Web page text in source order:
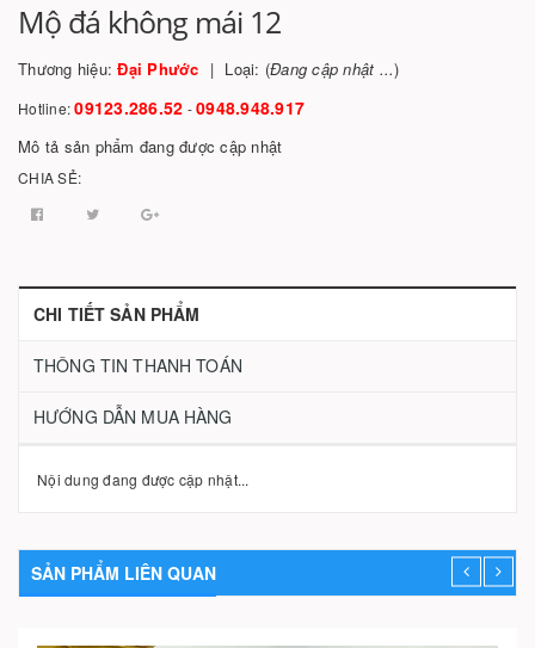
Mộ đá không mái 12
Thương hiệu:Đại Phước Loại: (Đang cập nhật ...)
Hotline:09123.286.52 -0948.948.917
Mô tả sản phẩm đang được cập nhật
CHIA SẺ:
CHI TIẾT SẢN PHẨM
THÔNG TIN THANH TOÁN
HƯỚNG DẪN MUA HÀNG
Nội dung đang được cập nhật...
SẢN PHẨM LIÊN QUAN